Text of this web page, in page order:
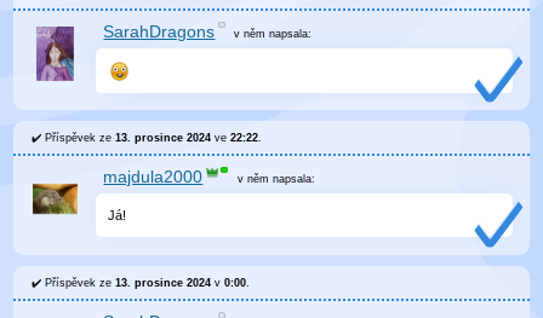
SarahDragons v němnapsala:
Příspěvek ze13. prosince 2024 ve22:22.
majdula2000 v něm napsala:
Já!
Příspěvek ze13. prosince 2024 v0:00.